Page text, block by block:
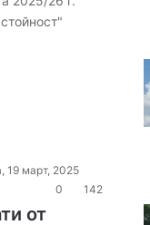
19 март, 2025
0
142
от